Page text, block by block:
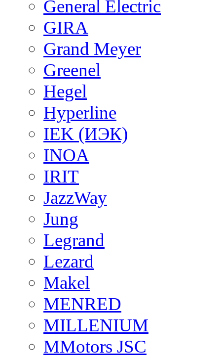
General Electric
GIRA
Grand Meyer
Greenel
Hegel
Hyperline
IEK (ИЭК)
INOA
IRIT
JazzWay
Jung
Legrand
Lezard
Makel
MENRED
MILLENIUM
MMotors JSC